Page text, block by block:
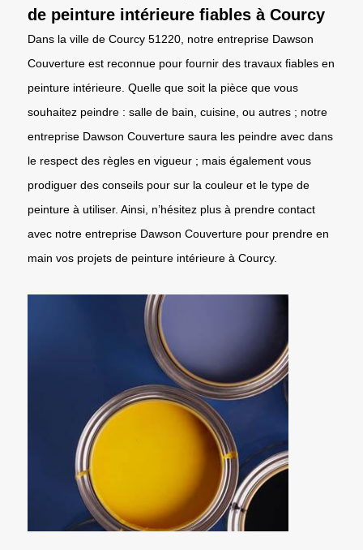
de peinture intérieure fiables à Courcy
Dans la ville de Courcy 51220, notre entreprise Dawson
Couverture est reconnue pour fournir des travaux fiables en
peinture intérieure. Quelle que soit la pièce que vous
souhaitez peindre : salle de bain, cuisine, ou autres ; notre
entreprise Dawson Couverture saura les peindre avec dans
le respect des règles en vigueur ; mais également vous
prodiguer des conseils pour sur la couleur et le type de
peinture à utiliser. Ainsi, n’hésitez plus à prendre contact
avec notre entreprise Dawson Couverture pour prendre en
main vos projets de peinture intérieure à Courcy.